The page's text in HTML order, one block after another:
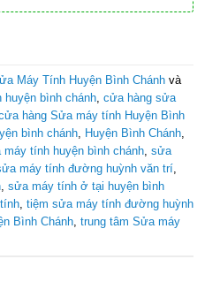
Máy Tính Huyện Bình Chánh và
bình chánh cửa hàng sửa
hàng Sửa máy tính Huyện Bình
bình chánh Huyện Bình Chánh
tính huyện bình chánh sửa
máy tính đường huỳnh văn trí
sửa máy tính ở tại huyện bình
tiệm sửa máy tính đường huỳnh
Bình Chánh trung tâm Sửa máy